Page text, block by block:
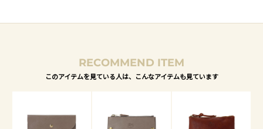
RECOMMEND ITEM
このアイテムを見ている人は、こんなアイテムも見ています